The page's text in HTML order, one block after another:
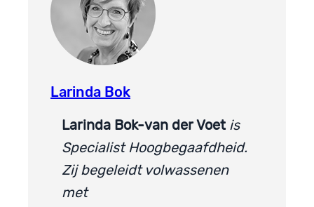
Larinda Bok
Larinda Bok-van der Voet is
Specialist Hoogbegaafdheid.
Zij begeleidt volwassenen
met